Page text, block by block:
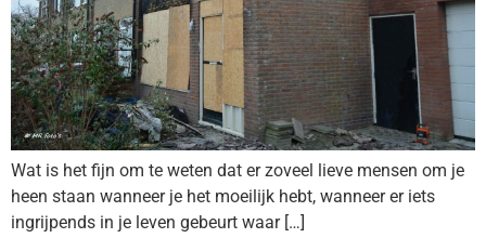
Wat is het fijn om te weten dat er zoveel lieve mensen om je
heen staan wanneer je het moeilijk hebt, wanneer er iets
ingrijpends in je leven gebeurt waar […]